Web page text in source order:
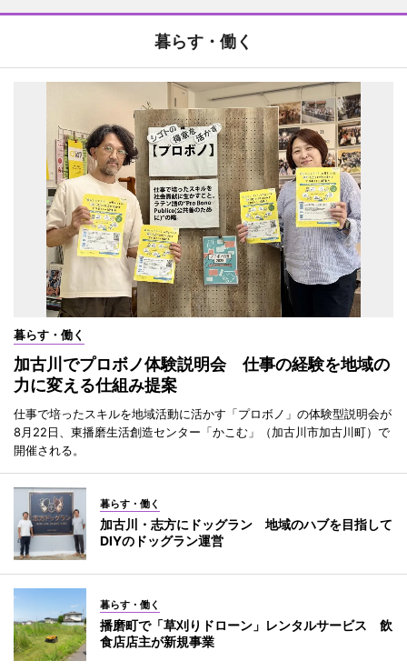
暮らす・働く
暮らす・働く
加古川でプロボノ体験説明会 仕事の経験を地域の
力に変える仕組み提案
仕事で培ったスキルを地域活動に活かす「プロボノ」の体験型説明会が
8月22日、東播磨生活創造センター「かこむ」（加古川市加古川町）で
開催される。
暮らす・働く
加古川・志方にドッグラン 地域のハブを目指して
DIYのドッグラン運営
暮らす・働く
播磨町で「草刈りドローン」レンタルサービス 飲
食店店主が新規事業